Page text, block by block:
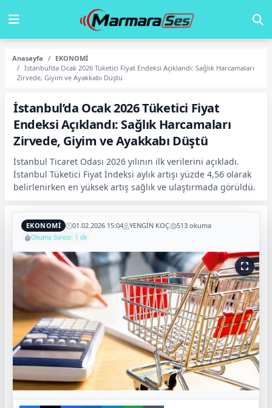
Anasayfa
EKONOMİ
İstanbul’da Ocak 2026 Tüketici Fiyat Endeksi Açıklandı: Sağlık Harcamaları
Zirvede, Giyim ve Ayakkabı Düştü
İstanbul’da Ocak 2026 Tüketici Fiyat
Endeksi Açıklandı: Sağlık Harcamaları
Zirvede, Giyim ve Ayakkabı Düştü
İstanbul Ticaret Odası 2026 yılının ilk verilerini açıkladı.
İstanbul Tüketici Fiyat İndeksi aylık artışı yüzde 4,56 olarak
belirlenirken en yüksek artış sağlık ve ulaştırmada görüldü.
EKONOMİ 01.02.2026 15:04 YENGİN KOÇ 513 okuma
Okuma Süresi: 1 dk